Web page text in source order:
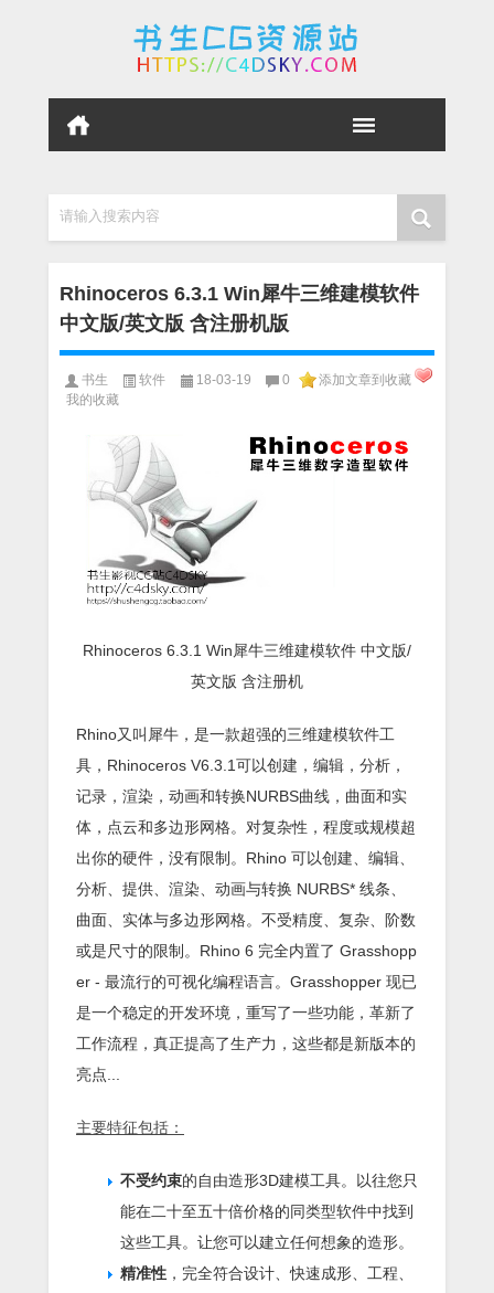
请输入搜索内容
Rhinoceros 6.3.1 Win犀牛三维建模软件
中文版/英文版 含注册机版
书生 软件 18-03-19 0
添加文章到收藏
我的收藏
Rhinoceros 6.3.1 Win犀牛三维建模软件 中文版/
英文版 含注册机
Rhino又叫犀牛，是一款超强的三维建模软件工
具，Rhinoceros V6.3.1可以创建，编辑，分析，
记录，渲染，动画和转换NURBS曲线，曲面和实
体，点云和多边形网格。对复杂性，程度或规模超
出你的硬件，没有限制。Rhino 可以创建、编辑、
分析、提供、渲染、动画与转换 NURBS* 线条、
曲面、实体与多边形网格。不受精度、复杂、阶数
或是尺寸的限制。Rhino 6 完全内置了 Grasshopp
er - 最流行的可视化编程语言。Grasshopper 现已
是一个稳定的开发环境，重写了一些功能，革新了
工作流程，真正提高了生产力，这些都是新版本的
亮点...
主要特征包括：
不受约束的自由造形3D建模工具。以往您只
能在二十至五十倍价格的同类型软件中找到
这些工具。让您可以建立任何想象的造形。
精准性 ，完全符合设计、快速成形、工程、